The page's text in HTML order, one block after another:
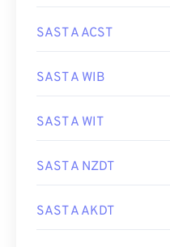
SAST A ACST
SAST A WIB
SAST A WIT
SAST A NZDT
SAST A AKDT